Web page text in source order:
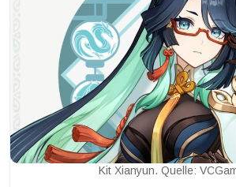
Kit Xianyun. Quelle: